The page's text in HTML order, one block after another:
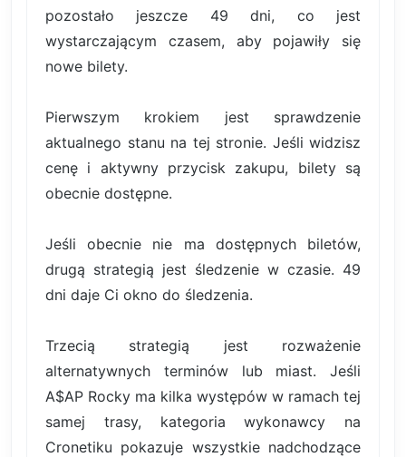
pozostało jeszcze 49 dni, co jest
wystarczającym czasem, aby pojawiły się
nowe bilety.
Pierwszym krokiem jest sprawdzenie
aktualnego stanu na tej stronie. Jeśli widzisz
cenę i aktywny przycisk zakupu, bilety są
obecnie dostępne.
Jeśli obecnie nie ma dostępnych biletów,
drugą strategią jest śledzenie w czasie. 49
dni daje Ci okno do śledzenia.
Trzecią strategią jest rozważenie
alternatywnych terminów lub miast. Jeśli
A$AP Rocky ma kilka występów w ramach tej
samej trasy, kategoria wykonawcy na
Cronetiku pokazuje wszystkie nadchodzące